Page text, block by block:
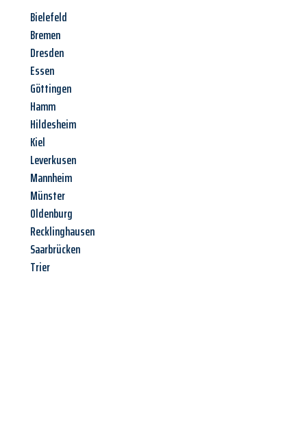
Bielefeld
Bremen
Dresden
Essen
Göttingen
Hamm
Hildesheim
Kiel
Leverkusen
Mannheim
Münster
Oldenburg
Recklinghausen
Saarbrücken
Trier